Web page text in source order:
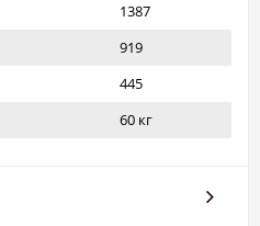
1387
919
445
60 кг